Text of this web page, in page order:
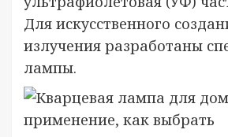
Для искусственного
излучения разработаны
лампы.